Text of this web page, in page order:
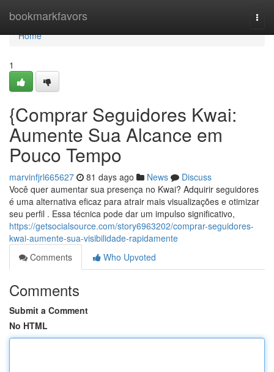
bookmarkfavors
Home
Home
1
{Comprar Seguidores Kwai:
Aumente Sua Alcance em
Pouco Tempo
marvinfjrl665627 81 days ago News
Discuss
Você quer aumentar sua presença no Kwai? Adquirir seguidores
é uma alternativa eficaz para atrair mais visualizações e otimizar
seu perfil . Essa técnica pode dar um impulso significativo,
https://getsocialsource.com/story6963202/comprar-seguidores-
kwai-aumente-sua-visibilidade-rapidamente
Comments
Who Upvoted
Comments
Submit a Comment
No HTML